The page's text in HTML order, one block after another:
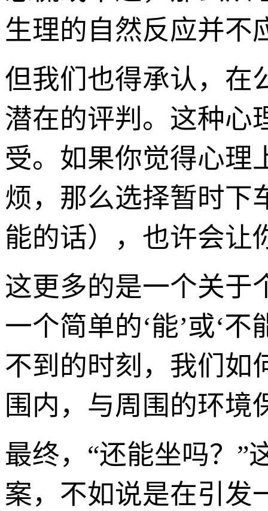
生理的自然反应并不
但我们也得承认，在
潜在的评判。这种心
受。如果你觉得心理
烦，那么选择暂时下
能的话），也许会让
这更多的是一个关于
一个简单的‘能’或‘
不到的时刻，我们如
围内，与周围的环境
最终，“还能坐吗？”
案，不如说是在引发